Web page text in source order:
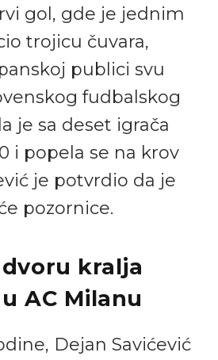
gol, gde je jednim
trojicu čuvara,
publici svu
fudbalskog
je sa deset igrača
i popela se na krov
je potvrdio da je
pozornice.
kralja
AC Milanu
Dejan Savićević